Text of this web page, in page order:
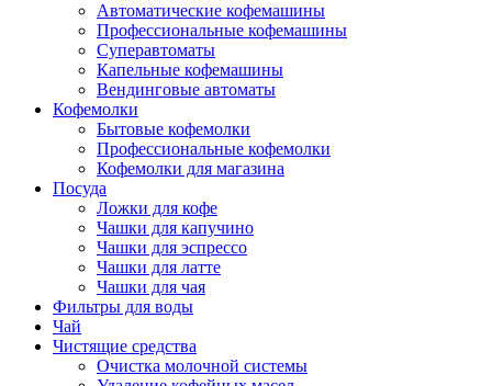
Автоматические кофемашины
Профессиональные кофемашины
Суперавтоматы
Капельные кофемашины
Вендинговые автоматы
Кофемолки
Бытовые кофемолки
Профессиональные кофемолки
Кофемолки для магазина
Посуда
Ложки для кофе
Чашки для капучино
Чашки для эспрессо
Чашки для латте
Чашки для чая
Фильтры для воды
Чай
Чистящие средства
Очистка молочной системы